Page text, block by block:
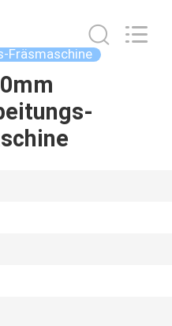
Fräsmaschine